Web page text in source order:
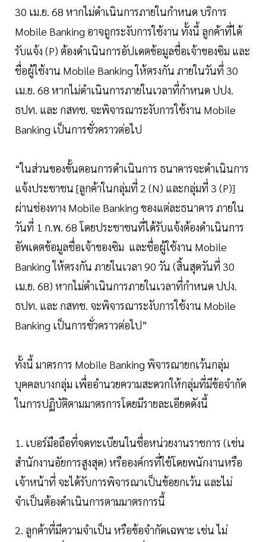
30 เม.ย. 68 หากไม่ดำเนินการภายในกำหนด บริการ
Mobile Banking อาจถูกระงับการใช้งาน ทั้งนี้ ลูกค้าที่ได้
รับแจ้ง (P) ต้องดำเนินการอัปเดตข้อมูลชื่อเจ้าของซิม และ
ชื่อผู้ใช้งาน Mobile Banking ให้ตรงกัน ภายในวันที่ 30
เม.ย. 68 หากไม่ดำเนินการภายในเวลาที่กำหนด ปปง.
ธปท. และ กสทช. จะพิจารณาระงับการใช้งาน Mobile
Banking เป็นการชั่วคราวต่อไป
“ในส่วนของขั้นตอนการดำเนินการ ธนาคารจะดำเนินการ
แจ้งประชาชน [ลูกค้าในกลุ่มที่ 2 (N) และกลุ่มที่ 3 (P)]
ผ่านช่องทาง Mobile Banking ของแต่ละธนาคาร ภายใน
วันที่ 1 ก.พ. 68 โดยประชาชนที่ได้รับแจ้งต้องดำเนินการ
อัพเดตข้อมูลชื่อเจ้าของซิม และชื่อผู้ใช้งาน Mobile
Banking ให้ตรงกัน ภายในเวลา 90 วัน (สิ้นสุดวันที่ 30
เม.ย. 68) หากไม่ดำเนินการภายในเวลาที่กำหนด ปปง.
ธปท. และ กสทช. จะพิจารณาระงับการใช้งาน Mobile
Banking เป็นการชั่วคราวต่อไป”
ทั้งนี้ มาตรการ Mobile Banking พิจารณายกเว้นกลุ่ม
บุคคลบางกลุ่ม เพื่ออำนวยความสะดวกให้กลุ่มที่มีข้อจำกัด
ในการปฏิบัติตามมาตรการโดยมีรายละเอียดดังนี้
1. เบอร์มือถือที่จดทะเบียนในชื่อหน่วยงานราชการ (เช่น
สำนักงานอัยการสูงสุด) หรือองค์กรที่ใช้โดยพนักงานหรือ
เจ้าหน้าที่ จะได้รับการพิจารณาเป็นข้อยกเว้น และไม่
จำเป็นต้องดำเนินการตามมาตรการนี้
2. ลูกค้าที่มีความจำเป็น หรือข้อจำกัดเฉพาะ เช่น ไม่